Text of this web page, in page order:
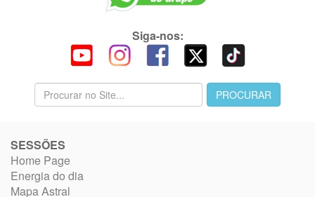
Siga-nos:
SESSÕES
Home Page
Energia do dia
Mapa Astral